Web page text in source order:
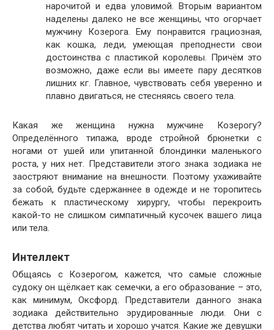
нарочитой и едва уловимой. Вторым вариантом
наделены далеко не все женщины, что огорчает
мужчину Козерога. Ему понравится грациозная,
как кошка, леди, умеющая преподнести свои
достоинства с пластикой королевы. Причём это
возможно, даже если вы имеете пару десятков
лишних кг. Главное, чувствовать себя уверенно и
плавно двигаться, не стесняясь своего тела.
Какая же женщина нужна мужчине Козерогу?
Определённого типажа, вроде стройной брюнетки с
ногами от ушей или упитанной блондинки маленького
роста, у них нет. Представители этого знака зодиака не
заостряют внимание на внешности. Поэтому ухаживайте
за собой, будьте сдержаннее в одежде и не торопитесь
бежать к пластическому хирургу, чтобы перекроить
какой-то не слишком симпатичный кусочек вашего лица
или тела.
Интеллект
Общаясь с Козерогом, кажется, что самые сложные
судоку он щёлкает как семечки, а его образование – это,
как минимум, Оксфорд. Представители данного знака
зодиака действительно эрудированные люди. Они с
детства любят читать и хорошо учатся. Какие же девушки